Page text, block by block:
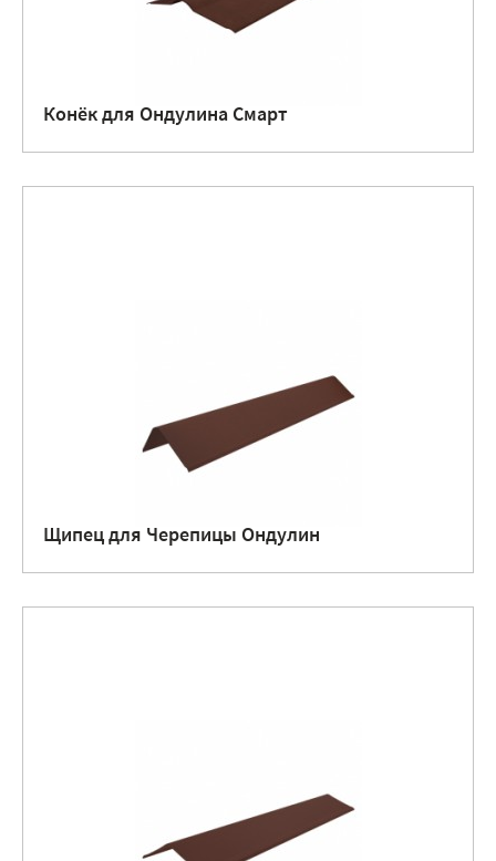
Конёк для Ондулина Смарт
Щипец для Черепицы Ондулин